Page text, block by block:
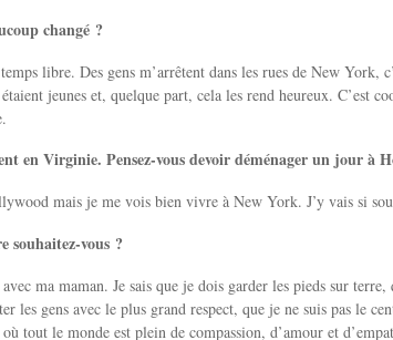
changé ?
libre. Des gens m’arrêtent dans les rues de New
jeunes et, quelque part, cela les rend heureux. C’est
en Virginie. Pensez-vous devoir déménager un jour à
mais je me vois bien vivre à New York. J’y vais si
souhaitez-vous ?
ma maman. Je sais que je dois garder les pieds sur
les gens avec le plus grand respect, que je ne suis pas le
tout le monde est plein de compassion, d’amour et